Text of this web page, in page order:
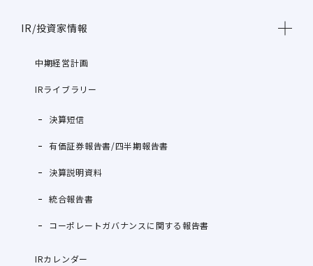
IR/投資家情報
中期経営計画
IRライブラリー
決算短信
有価証券報告書/四半期報告書
決算説明資料
統合報告書
コーポレートガバナンスに関する報告書
IRカレンダー